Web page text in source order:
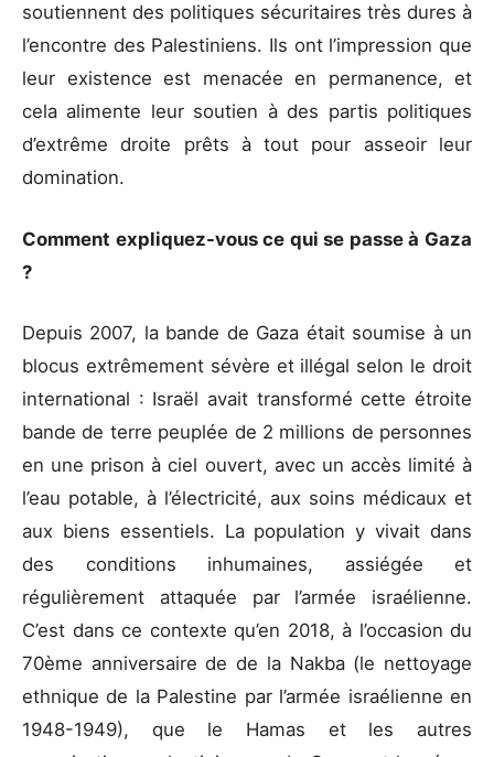
soutiennent des politiques sécuritaires très dures à
l’encontre des Palestiniens. Ils ont l’impression que
leur existence est menacée en permanence, et
cela alimente leur soutien à des partis politiques
d’extrême droite prêts à tout pour asseoir leur
domination.
Comment expliquez-vous ce qui se passe à Gaza
?
Depuis 2007, la bande de Gaza était soumise à un
blocus extrêmement sévère et illégal selon le droit
international : Israël avait transformé cette étroite
bande de terre peuplée de 2 millions de personnes
en une prison à ciel ouvert, avec un accès limité à
l’eau potable, à l’électricité, aux soins médicaux et
aux biens essentiels. La population y vivait dans
des conditions inhumaines, assiégée et
régulièrement attaquée par l’armée israélienne.
C’est dans ce contexte qu’en 2018, à l’occasion du
70ème anniversaire de de la Nakba (le nettoyage
ethnique de la Palestine par l’armée israélienne en
1948-1949), que le Hamas et les autres